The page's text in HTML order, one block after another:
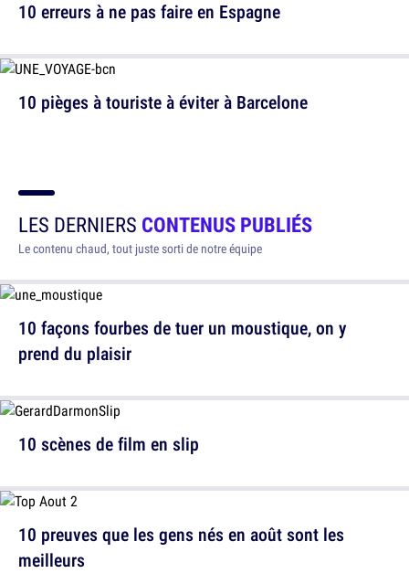
10 pièges à touriste à éviter à Barcelone
10 erreurs à ne pas faire en Espagne
LES DERNIERS CONTENUS PUBLIÉS
Le contenu chaud, tout juste sorti de notre équipe
10 façons fourbes de tuer un moustique, on y
prend du plaisir
10 preuves que les gens nés en août sont les
meilleurs
10 scènes de film en slip